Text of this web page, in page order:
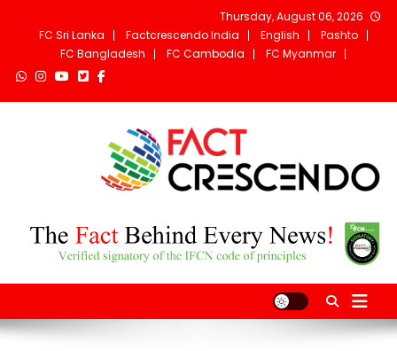
Skip
Thursday, August 06, 2026
Pashto
English
Factcrescendo India
FC Sri Lanka
FC Myanmar
FC Cambodia
FC Bangladesh
Fact Crescendo
Afghanistan